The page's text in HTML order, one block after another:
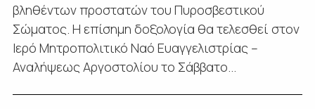
βληθέντων προστατών του Πυροσβεστικού
Σώματος. Η επίσημη δοξολογία θα τελεσθεί στον
Ιερό Μητροπολιτικό Ναό Ευαγγελιστρίας –
Αναλήψεως Αργοστολίου το Σάββατο...